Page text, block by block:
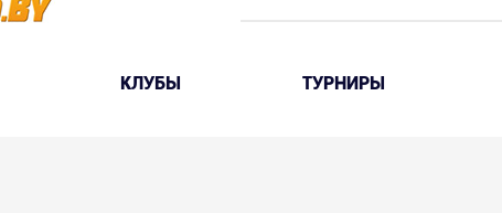
КЛУБЫ ТУРНИРЫ